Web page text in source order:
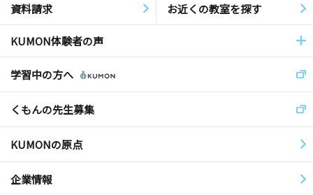
資料請求 お近くの教室を探す
KUMON体験者の声
学習中の方へ
くもんの先生募集
KUMONの原点
企業情報